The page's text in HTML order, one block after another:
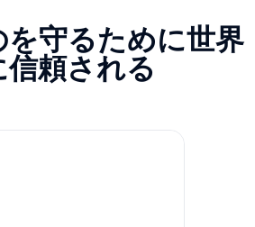
守るために世界
信頼される